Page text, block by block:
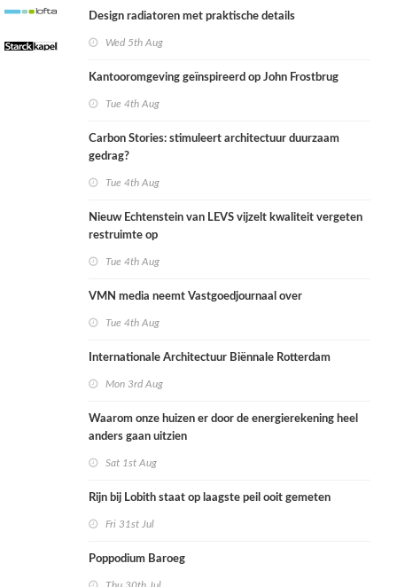
Design radiatoren met praktische details
Wed 5th Aug
Kantooromgeving geïnspireerd op John Frostbrug
Tue 4th Aug
Carbon Stories: stimuleert architectuur duurzaam
gedrag?
Tue 4th Aug
Nieuw Echtenstein van LEVS vijzelt kwaliteit vergeten
restruimte op
Tue 4th Aug
VMN media neemt Vastgoedjournaal over
Tue 4th Aug
Internationale Architectuur Biënnale Rotterdam
Mon 3rd Aug
Waarom onze huizen er door de energierekening heel
anders gaan uitzien
Sat 1st Aug
Rijn bij Lobith staat op laagste peil ooit gemeten
Fri 31st Jul
Poppodium Baroeg